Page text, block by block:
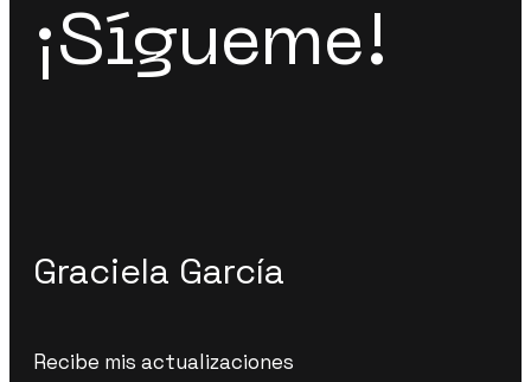
¡Sígueme!
Graciela García
Recibe mis actualizaciones